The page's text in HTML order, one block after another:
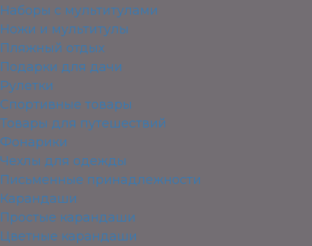
Наборы с мультитулами
Ножи и мультитулы
Пляжный отдых
Подарки для дачи
Рулетки
Спортивные товары
Товары для путешествий
Фонарики
Чехлы для одежды
Письменные принадлежности
Карандаши
Простые карандаши
Цветные карандаши